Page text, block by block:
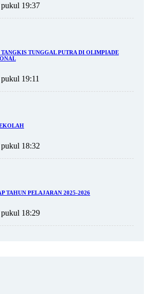
19:37
TUNGGAL PUTRA DI OLIMPIADE
19:11
18:32
TAHUN PELAJARAN 2025-2026
18:29